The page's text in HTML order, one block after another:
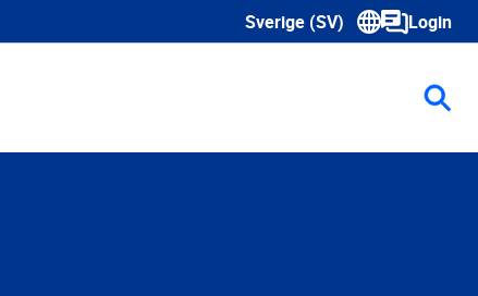
Sverige (SV)
Show submenu for language
Login